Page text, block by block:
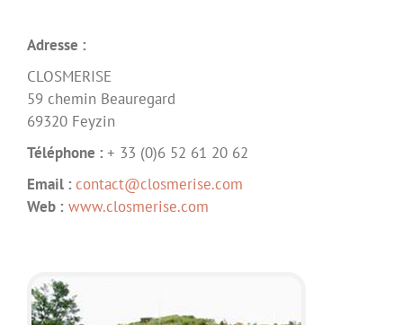
Adresse :
CLOSMERISE
59 chemin Beauregard
69320 Feyzin
Téléphone : + 33 (0)6 52 61 20 62
Email : contact@closmerise.com
Web : www.closmerise.com